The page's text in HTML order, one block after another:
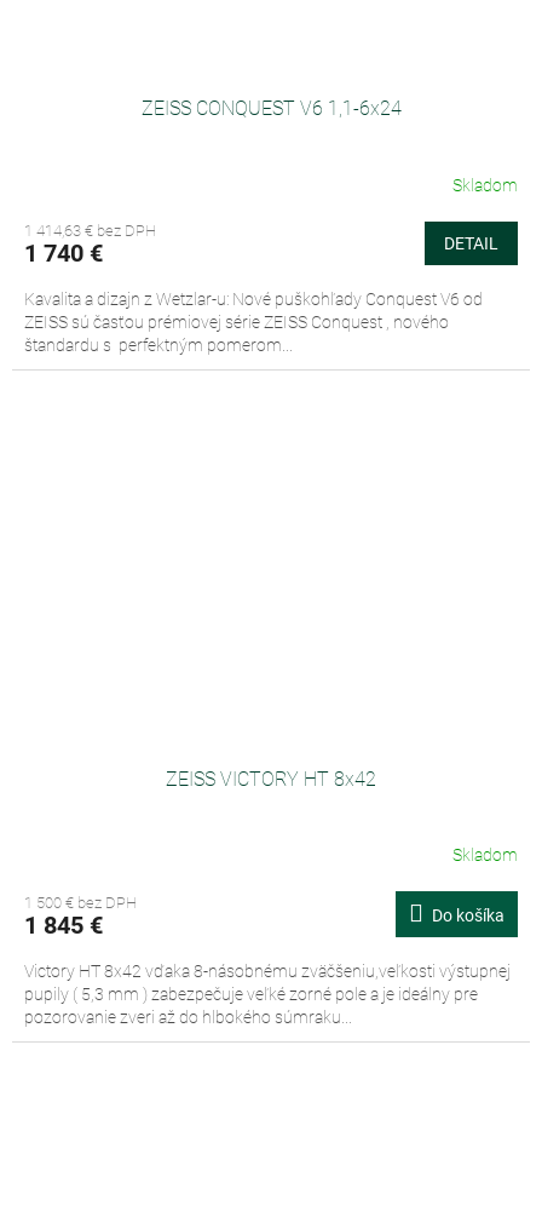
ZEISS CONQUEST V6 1,1-6x24
Skladom
1 414,63 € bez DPH
1 740 € DETAIL
Kavalita a dizajn z Wetzlar-u: Nové puškohľady Conquest V6 od
ZEISS sú časťou prémiovej série ZEISS Conquest , nového
štandardu s perfektným pomerom...
ZEISS VICTORY HT 8x42
Skladom
1 500 € bez DPH
1 845 € Do košíka
Victory HT 8x42 vďaka 8-násobnému zväčšeniu,veľkosti výstupnej
pupily ( 5,3 mm ) zabezpečuje veľké zorné pole a je ideálny pre
pozorovanie zveri až do hlbokého súmraku...